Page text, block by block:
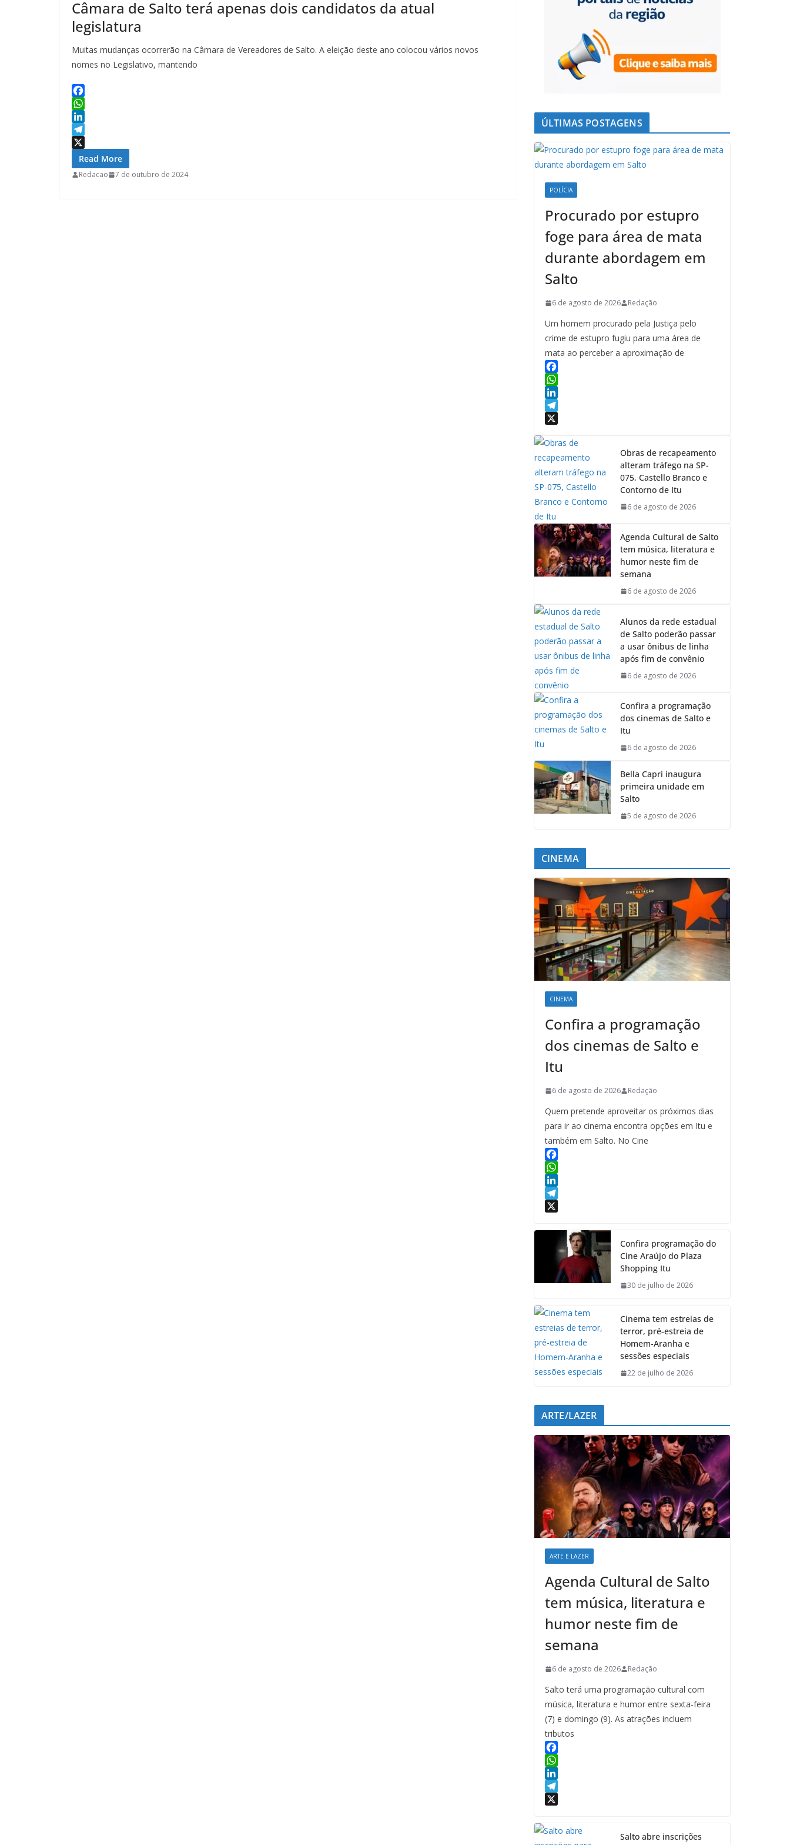
Câmara de Salto terá apenas dois candidatos da atual
legislatura
Muitas mudanças ocorrerão na Câmara de Vereadores de Salto. A eleição deste ano colocou vários novos
nomes no Legislativo, mantendo
F
a
c
e
o
o
W
h
a
s
A
L
k
e
T
l
e
Read More
Redacao 7 de outubro de 2024
ÚLTIMAS POSTAGENS
POLÍCIA
Procurado por estupro
foge para área de mata
durante abordagem em
Salto
6 de agosto de 2026 Redação
Um homem procurado pela Justiça pelo
crime de estupro fugiu para uma área de
mata ao perceber a aproximação de
F
a
c
e
o
o
k
W
h
a
s
A
p
p
L
k
e
d
T
l
e
g
m
Obras de recapeamento
alteram tráfego na SP-
075, Castello Branco e
Contorno de Itu
6 de agosto de 2026
Agenda Cultural de Salto
tem música, literatura e
humor neste fim de
semana
6 de agosto de 2026
Alunos da rede estadual
de Salto poderão passar
a usar ônibus de linha
após fim de convênio
6 de agosto de 2026
Confira a programação
dos cinemas de Salto e
Itu
6 de agosto de 2026
Bella Capri inaugura
primeira unidade em
Salto
5 de agosto de 2026
CINEMA
CINEMA
Confira a programação
dos cinemas de Salto e
Itu
6 de agosto de 2026 Redação
Quem pretende aproveitar os próximos dias
para ir ao cinema encontra opções em Itu e
também em Salto. No Cine
F
a
c
e
o
W
h
a
s
L
k
n
T
l
a
Confira programação do
Cine Araújo do Plaza
Shopping Itu
30 de julho de 2026
Cinema tem estreias de
terror, pré-estreia de
Homem-Aranha e
sessões especiais
22 de julho de 2026
ARTE/LAZER
ARTE E LAZER
Agenda Cultural de Salto
tem música, literatura e
humor neste fim de
semana
6 de agosto de 2026 Redação
Salto terá uma programação cultural com
música, literatura e humor entre sexta-feira
(7) e domingo (9). As atrações incluem
tributos
F
a
c
e
o
W
h
a
A
L
e
T
e
Salto abre inscrições